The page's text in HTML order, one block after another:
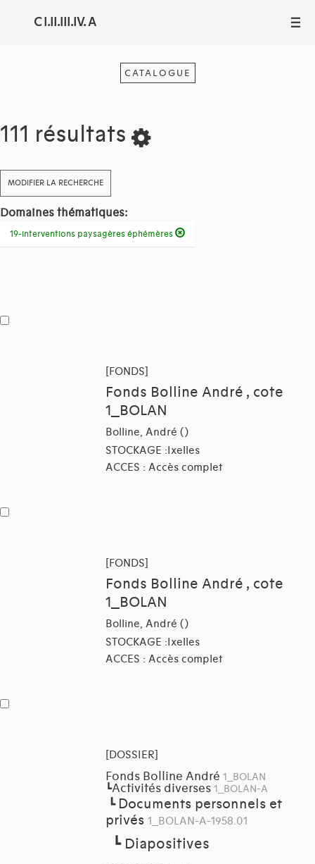
C I.II.III.IV. A III
CATALOGUE
111 résultats
MODIFIER LA RECHERCHE
Domaines thématiques:
19-interventions paysagères éphémères
[FONDS]
Fonds Bolline André , cote
1_BOLAN
Bolline, André ()
STOCKAGE :Ixelles
ACCES : Accès complet
[FONDS]
Fonds Bolline André , cote
1_BOLAN
Bolline, André ()
STOCKAGE :Ixelles
ACCES : Accès complet
[DOSSIER]
Fonds Bolline André 1_BOLAN
┗Activités diverses 1_BOLAN-A
┗ Documents personnels et
privés 1_BOLAN-A-1958.01
┗Diapositives